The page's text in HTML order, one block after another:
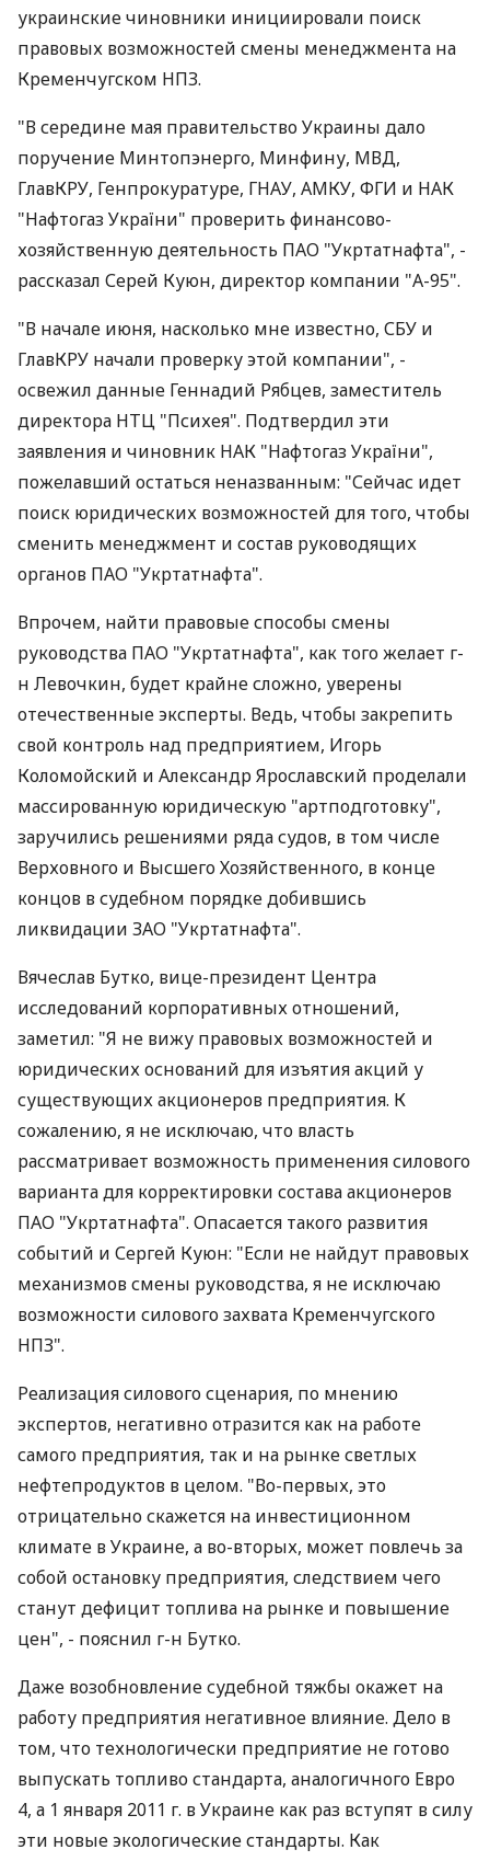
украинские чиновники инициировали поиск
правовых возможностей смены менеджмента на
Кременчугском НПЗ.
"В середине мая правительство Украины дало
поручение Минтопэнерго, Минфину, МВД,
ГлавКРУ, Генпрокуратуре, ГНАУ, АМКУ, ФГИ и НАК
"Нафтогаз України" проверить финансово-
хозяйственную деятельность ПАО "Укртатнафта", -
рассказал Серей Куюн, директор компании "А-95".
"В начале июня, насколько мне известно, СБУ и
ГлавКРУ начали проверку этой компании", -
освежил данные Геннадий Рябцев, заместитель
директора НТЦ "Психея". Подтвердил эти
заявления и чиновник НАК "Нафтогаз України",
пожелавший остаться неназванным: "Сейчас идет
поиск юридических возможностей для того, чтобы
сменить менеджмент и состав руководящих
органов ПАО "Укртатнафта".
Впрочем, найти правовые способы смены
руководства ПАО "Укртатнафта", как того желает г-
н Левочкин, будет крайне сложно, уверены
отечественные эксперты. Ведь, чтобы закрепить
свой контроль над предприятием, Игорь
Коломойский и Александр Ярославский проделали
массированную юридическую "артподготовку",
заручились решениями ряда судов, в том числе
Верховного и Высшего Хозяйственного, в конце
концов в судебном порядке добившись
ликвидации ЗАО "Укртатнафта".
Вячеслав Бутко, вице-президент Центра
исследований корпоративных отношений,
заметил: "Я не вижу правовых возможностей и
юридических оснований для изъятия акций у
существующих акционеров предприятия. К
сожалению, я не исключаю, что власть
рассматривает возможность применения силового
варианта для корректировки состава акционеров
ПАО "Укртатнафта". Опасается такого развития
событий и Сергей Куюн: "Если не найдут правовых
механизмов смены руководства, я не исключаю
возможности силового захвата Кременчугского
НПЗ".
Реализация силового сценария, по мнению
экспертов, негативно отразится как на работе
самого предприятия, так и на рынке светлых
нефтепродуктов в целом. "Во-первых, это
отрицательно скажется на инвестиционном
климате в Украине, а во-вторых, может повлечь за
собой остановку предприятия, следствием чего
станут дефицит топлива на рынке и повышение
цен", - пояснил г-н Бутко.
Даже возобновление судебной тяжбы окажет на
работу предприятия негативное влияние. Дело в
том, что технологически предприятие не готово
выпускать топливо стандарта, аналогичного Евро
4, а 1 января 2011 г. в Украине как раз вступят в силу
эти новые экологические стандарты. Как